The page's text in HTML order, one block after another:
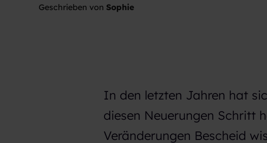
Geschrieben von Sophie
In den letzten Jahren hat
diesen Neuerungen Schritt
Veränderungen Bescheid